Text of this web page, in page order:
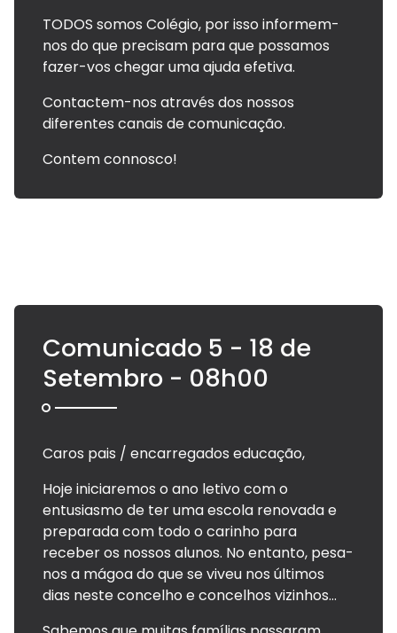
TODOS somos Colégio, por isso informem-
nos do que precisam para que possamos
fazer-vos chegar uma ajuda efetiva.
Contactem-nos através dos nossos
diferentes canais de comunicação.
Contem connosco!
Comunicado 5 - 18 de
Setembro - 08h00
Caros pais / encarregados educação,
Hoje iniciaremos o ano letivo com o
entusiasmo de ter uma escola renovada e
preparada com todo o carinho para
receber os nossos alunos. No entanto, pesa-
nos a mágoa do que se viveu nos últimos
dias neste concelho e concelhos vizinhos...